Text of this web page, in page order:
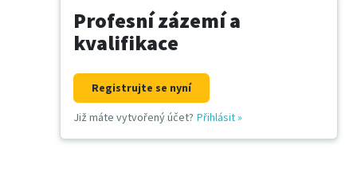
Profesní zázemí a
kvalifikace
Registrujte se nyní
Již máte vytvořený účet? Přihlásit»